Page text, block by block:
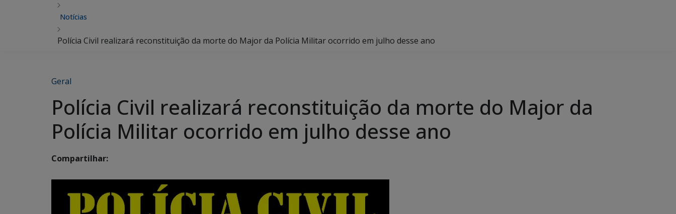
Notícias
Polícia Civil realizará reconstituição da morte do Major da Polícia Militar ocorrido em julho desse ano
Geral
Polícia Civil realizará reconstituição da morte do Major da
Polícia Militar ocorrido em julho desse ano
Compartilhar: